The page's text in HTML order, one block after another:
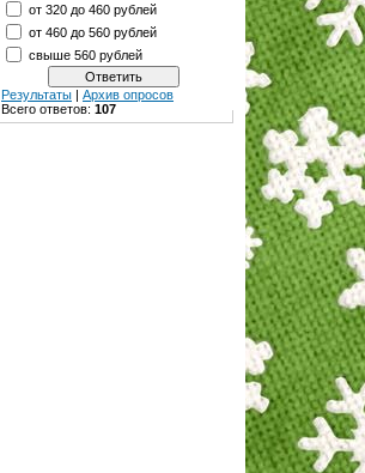
от 320 до 460 рублей
от 460 до 560 рублей
свыше 560 рублей
Результаты | Архив опросов
Всего ответов: 107